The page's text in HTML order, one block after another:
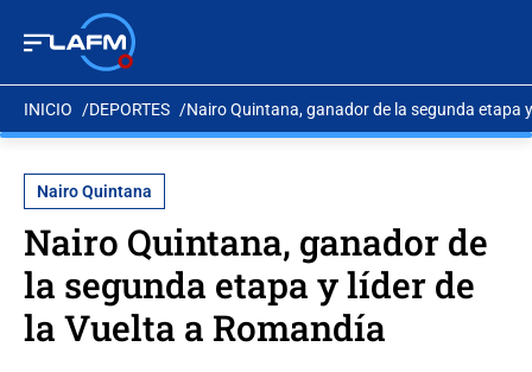
INICIO DEPORTES Nairo Quintana, ganador de la segunda etapa
Nairo Quintana
Nairo Quintana, ganador de
la segunda etapa y líder de
la Vuelta a Romandía